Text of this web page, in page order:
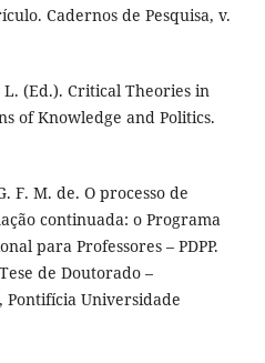
Cadernos de Pesquisa, v.
L. (Ed.). Critical Theories in
of Knowledge and Politics.
F. M. de. O processo de
continuada: o Programa
para Professores – PDPP.
de Doutorado –
Pontifícia Universidade